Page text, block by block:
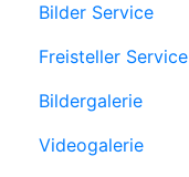
Bilder Service
Freisteller Service
Bildergalerie
Videogalerie